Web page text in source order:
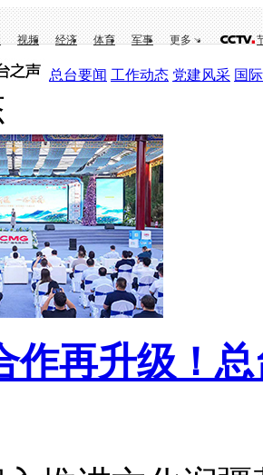
视频 经济 体育 军事 更多
总台要闻 工作动态 党建风采 国
作再升级！